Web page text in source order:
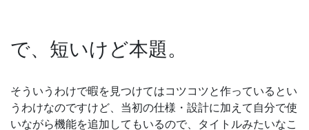
で、短いけど本題。
そういうわけで暇を見つけてはコツコツと作っているとい
うわけなのですけど、当初の仕様・設計に加えて自分で使
いながら機能を追加してもいるので、タイトルみたいなこ